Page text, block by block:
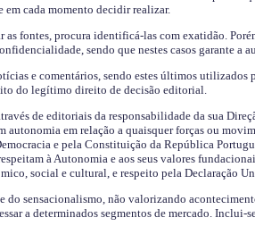
cada momento decidir realizar.
as fontes, procura identificá-las com exatidão.
sendo que nestes casos garante a
e comentários, sendo estes últimos utilizados
do legítimo direito de decisão editorial.
de editoriais da responsabilidade da sua
autonomia em relação a quaisquer forças ou
e pela Constituição da República
à Autonomia e aos seus valores
social e cultural, e respeito pela Declaração
do sensacionalismo, não valorizando
a determinados segmentos de mercado.